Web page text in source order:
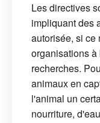
Les directives
impliquant des
autorisée, si ce
organisations
recherches.
animaux en
l'animal un
nourriture,